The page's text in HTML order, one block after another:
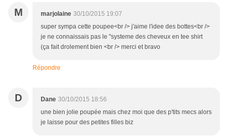
M marjolaine 30/10/2015 19:07
super sympa cette poupee<br /> j'aime l'idee des bottes<br />
je ne connaissais pas le "systeme des cheveux en tee shirt
(ça fait drolement bien <br /> merci et bravo
Répondre
D Dane 30/10/2015 18:56
une bien jolie poupée mais chez moi que des p'tits mecs alors
je laisse pour des petites filles biz